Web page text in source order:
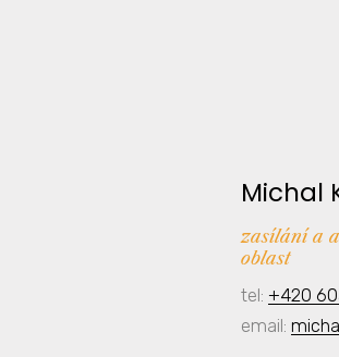
Michal
zasílání a
oblast
tel: +420
email: